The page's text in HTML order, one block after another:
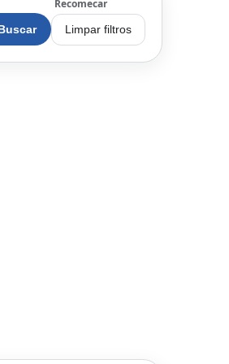
Recomecar
Limpar filtros